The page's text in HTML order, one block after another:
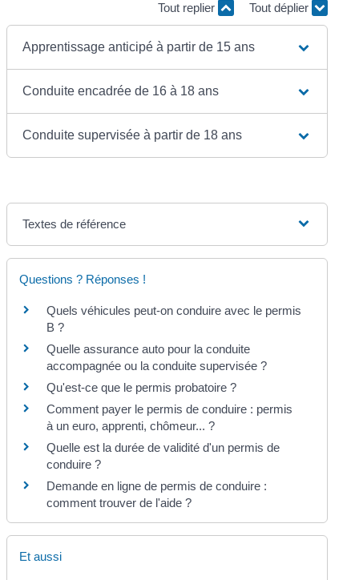
Tout replier Tout déplier
Apprentissage anticipé à partir de 15 ans
Conduite encadrée de 16 à 18 ans
Conduite supervisée à partir de 18 ans
Textes de référence
Questions ? Réponses !
Quels véhicules peut-on conduire avec le permis
B ?
Quelle assurance auto pour la conduite
accompagnée ou la conduite supervisée ?
Qu'est-ce que le permis probatoire ?
Comment payer le permis de conduire : permis
à un euro, apprenti, chômeur... ?
Quelle est la durée de validité d'un permis de
conduire ?
Demande en ligne de permis de conduire :
comment trouver de l'aide ?
Et aussi